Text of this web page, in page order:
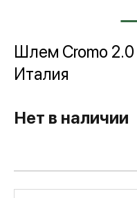
В конюшню
ЗООТОВАРЫ
Для собаки
БРЕНДЫ
Шлем Cromo 2.0
Италия
Нет в наличии